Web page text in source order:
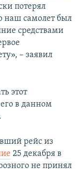
потерял
наш самолет был
средствами
– заявил
этот
в данном
рейс из
25 декабря в
не принял